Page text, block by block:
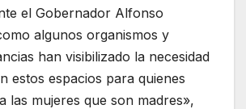
el Gobernador Alfonso
algunos organismos y
han visibilizado la necesidad
estos espacios para quienes
las mujeres que son madres»,